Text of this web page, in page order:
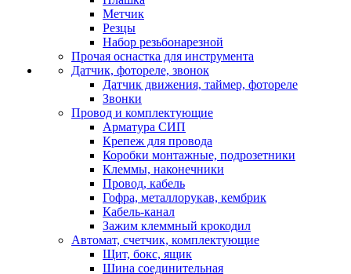
Метчик
Резцы
Набор резьбонарезной
Прочая оснастка для инструмента
Датчик, фотореле, звонок
Датчик движения, таймер, фотореле
Звонки
Провод и комплектующие
Арматура СИП
Крепеж для провода
Коробки монтажные, подрозетники
Клеммы, наконечники
Провод, кабель
Гофра, металлорукав, кембрик
Кабель-канал
Зажим клеммный крокодил
Автомат, счетчик, комплектующие
Щит, бокс, ящик
Шина соединительная